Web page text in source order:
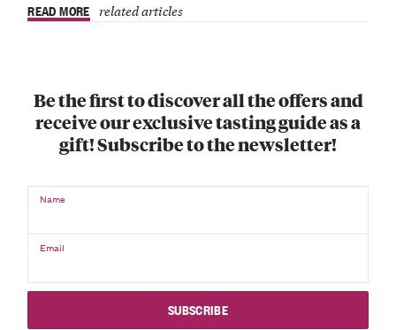
READ MORE related articles
Be the first to discover all the offers and
receive our exclusive tasting guide as a
gift! Subscribe to the newsletter!
Name
Email